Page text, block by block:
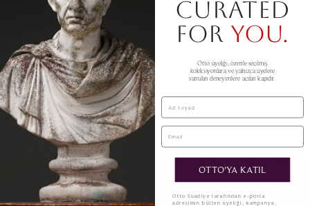
127 cm x 80 cm
Oturma yükseklik 40 cm
Sırt yükseklik 70 cm
BENZER ÜRÜNLER
CURATED
FOR YOU.
Otto üyeliği, özenle seçilmiş
koleksiyonlara ve yalnızca üyelere
sunulan deneyimlere açılan kapıdır.
Ad Soyad
Email
OTTO'YA KATIL
KVKKOtto Suadiye tarafından e-posta
adresimin bülten üyeliği, kampanya,